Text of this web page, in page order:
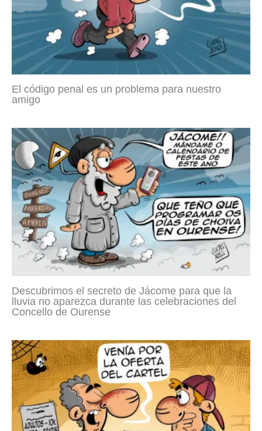
El código penal es un problema para nuestro
amigo
Descubrimos el secreto de Jácome para que la
lluvia no aparezca durante las celebraciones del
Concello de Ourense